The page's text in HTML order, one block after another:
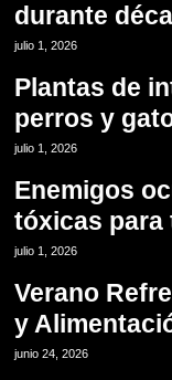
durante
julio 1, 2026
Plantas de
perros y
julio 1, 2026
Enemigos
tóxicas para
julio 1, 2026
Verano
y
junio 24, 2026